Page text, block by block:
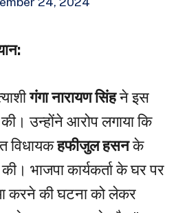
गंगा नारायण सिंहने इस
उन्होंने आरोप लगाया कि
विधायकहफीजुल हसनके
भाजपा कार्यकर्ता के घर पर
करने की घटना को लेकर